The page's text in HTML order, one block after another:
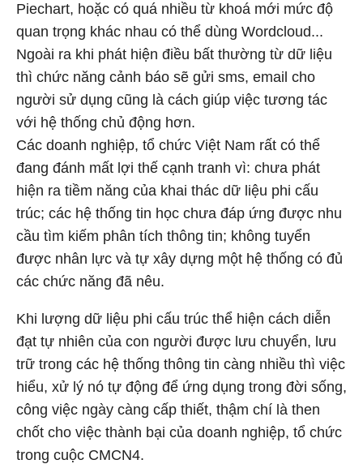
Piechart, hoặc có quá nhiều từ khoá mới mức độ
quan trọng khác nhau có thể dùng Wordcloud...
Ngoài ra khi phát hiện điều bất thường từ dữ liệu
thì chức năng cảnh báo sẽ gửi sms, email cho
người sử dụng cũng là cách giúp việc tương tác
với hệ thống chủ động hơn.
Các doanh nghiệp, tổ chức Việt Nam rất có thể
đang đánh mất lợi thế cạnh tranh vì: chưa phát
hiện ra tiềm năng của khai thác dữ liệu phi cấu
trúc; các hệ thống tin học chưa đáp ứng được nhu
cầu tìm kiếm phân tích thông tin; không tuyển
được nhân lực và tự xây dựng một hệ thống có đủ
các chức năng đã nêu.
Khi lượng dữ liệu phi cấu trúc thể hiện cách diễn
đạt tự nhiên của con người được lưu chuyển, lưu
trữ trong các hệ thống thông tin càng nhiều thì việc
hiểu, xử lý nó tự động để ứng dụng trong đời sống,
công việc ngày càng cấp thiết, thậm chí là then
chốt cho việc thành bại của doanh nghiệp, tổ chức
trong cuộc CMCN4.